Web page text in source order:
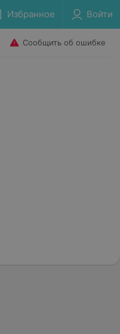
Избранное Войти
Сообщить об ошибке